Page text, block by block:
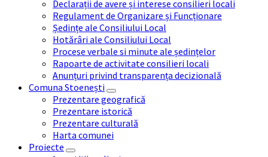
Declarații de avere și interese consilieri locali
Regulament de Organizare și Funcționare
Ședințe ale Consiliului Local
Hotărâri ale Consiliului Local
Procese verbale si minute ale ședințelor
Rapoarte de activitate consilieri locali
Anunțuri privind transparența decizională
Comuna Stoenești
Prezentare geografică
Prezentare istorică
Prezentare culturală
Harta comunei
Proiecte